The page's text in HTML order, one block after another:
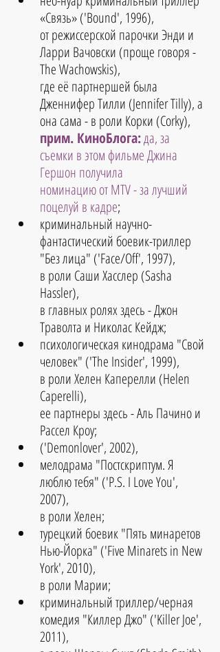
«Связь» ('Bound', 1996),
от режиссерской парочки Энди и
Ларри Вачовски (проще говоря -
The Wachowskis),
где её партнершей была
Дженнифер Тилли (Jennifer Tilly), а
она сама - в роли Корки (Corky),
прим. КиноБлога: да, за
съемки в этом фильме Джина
Гершон получила
номинацию от MTV - за лучший
поцелуй в кадре;
криминальный научно-
фантастический боевик-триллер
"Без лица" ('Face/Off', 1997),
в роли Саши Хасслер (Sasha
Hassler),
в главных ролях здесь - Джон
Траволта и Николас Кейдж;
психологическая кинодрама "Свой
человек" ('The Insider', 1999),
в роли Хелен Каперелли (Helen
Caperelli),
ее партнеры здесь - Аль Пачино и
Рассел Кроу;
('Demonlover', 2002),
мелодрама "Постскриптум. Я
люблю тебя" ('P.S. I Love You',
2007),
в роли Хелен;
турецкий боевик "Пять минаретов
Нью-Йорка" ('Five Minarets in New
York', 2010),
в роли Марии;
криминальный триллер/черная
комедия "Киллер Джо" ('Killer Joe',
2011),